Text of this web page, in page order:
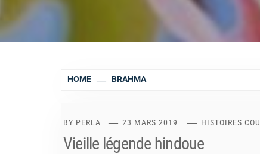
HOME BRAHMA
BY PERLA 23 MARS 2019 HISTOIRES
Vieille légende hindoue